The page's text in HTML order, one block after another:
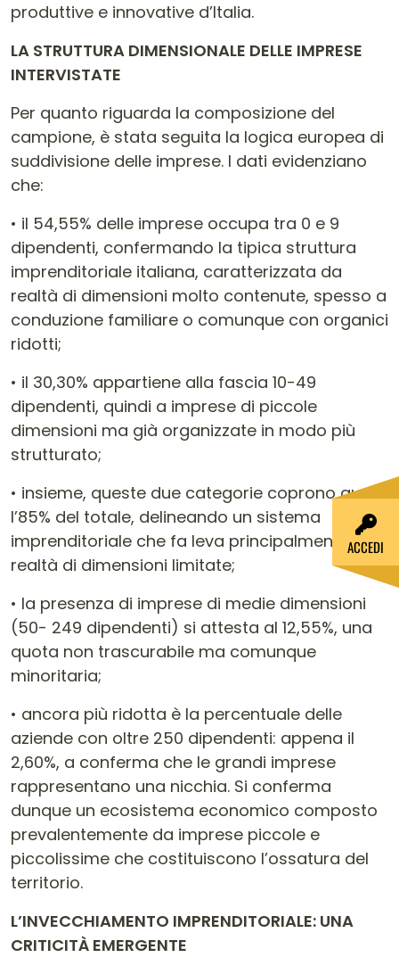
produttive e innovative d’Italia.
LA STRUTTURA DIMENSIONALE DELLE IMPRESE
INTERVISTATE
Per quanto riguarda la composizione del
campione, è stata seguita la logica europea di
suddivisione delle imprese. I dati evidenziano
che:
• il 54,55% delle imprese occupa tra 0 e 9
dipendenti, confermando la tipica struttura
imprenditoriale italiana, caratterizzata da
realtà di dimensioni molto contenute, spesso a
conduzione familiare o comunque con organici
ridotti;
• il 30,30% appartiene alla fascia 10-49
dipendenti, quindi a imprese di piccole
dimensioni ma già organizzate in modo più
strutturato;
• insieme, queste due categorie coprono quasi
l’85% del totale, delineando un sistema
imprenditoriale che fa leva principalmente su
realtà di dimensioni limitate;
• la presenza di imprese di medie dimensioni
(50- 249 dipendenti) si attesta al 12,55%, una
quota non trascurabile ma comunque
minoritaria;
• ancora più ridotta è la percentuale delle
aziende con oltre 250 dipendenti: appena il
2,60%, a conferma che le grandi imprese
rappresentano una nicchia. Si conferma
dunque un ecosistema economico composto
prevalentemente da imprese piccole e
piccolissime che costituiscono l’ossatura del
territorio.
L’INVECCHIAMENTO IMPRENDITORIALE: UNA
CRITICITÀ EMERGENTE
ACCEDI